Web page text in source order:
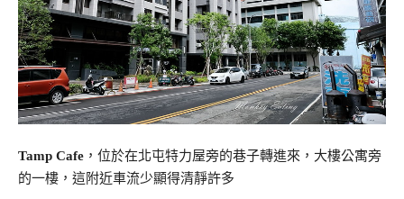
Tamp Cafe ，位於在北屯特力屋旁的巷子轉進來，大樓公寓旁
的一樓，這附近車流少顯得清靜許多